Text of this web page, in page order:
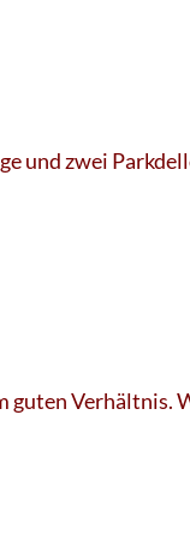
und zwei
Verhältnis.